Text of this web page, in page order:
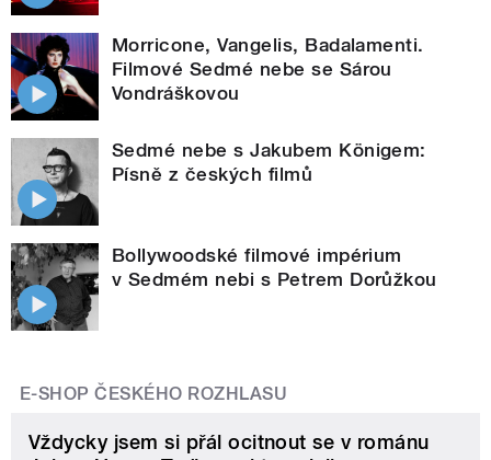
Morricone, Vangelis, Badalamenti.
Filmové Sedmé nebe se Sárou
Vondráškovou
Sedmé nebe s Jakubem Königem:
Písně z českých filmů
Bollywoodské filmové impérium
v Sedmém nebi s Petrem Dorůžkou
E-SHOP ČESKÉHO ROZHLASU
Vždycky jsem si přál ocitnout se v románu